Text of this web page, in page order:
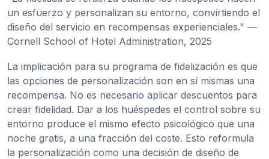
un esfuerzo y personalizan su entorno, convirtiendo el
diseño del servicio en recompensas experienciales." —
Cornell School of Hotel Administration, 2025
La implicación para su programa de fidelización es que
las opciones de personalización son en sí mismas una
recompensa. No es necesario aplicar descuentos para
crear fidelidad. Dar a los huéspedes el control sobre su
entorno produce el mismo efecto psicológico que una
noche gratis, a una fracción del coste. Esto reformula
la personalización como una decisión de diseño de